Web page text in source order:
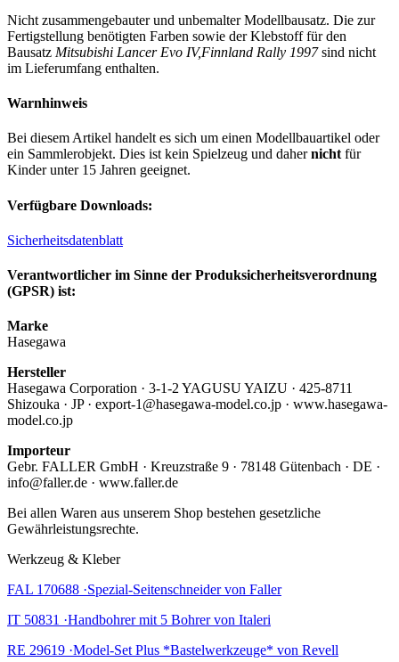
Nicht zusammengebauter und unbemalter Modellbausatz. Die zur
Fertigstellung benötigten Farben sowie der Klebstoff für den
Bausatz Mitsubishi Lancer Evo IV,Finnland Rally 1997sind nicht
im Lieferumfang enthalten.
Warnhinweis
Bei diesem Artikel handelt es sich um einen Modellbauartikel oder
ein Sammlerobjekt. Dies ist kein Spielzeug und dahernicht für
Kinder unter 15 Jahren geeignet.
Verfügbare Downloads:
Sicherheitsdatenblatt
Verantwortlicher im Sinne der Produksicherheitsverordnung
(GPSR) ist:
Marke
Hasegawa
Hersteller
Hasegawa Corporation · 3-1-2 YAGUSU YAIZU · 425-8711
Shizouka · JP · export-1@hasegawa-model.co.jp · www.hasegawa-
model.co.jp
Importeur
Gebr. FALLER GmbH · Kreuzstraße 9 · 78148 Gütenbach · DE ·
info@faller.de · www.faller.de
Bei allen Waren aus unserem Shop bestehen gesetzliche
Gewährleistungsrechte.
Werkzeug & Kleber
FAL 170688 ·Spezial-Seitenschneider von Faller
IT 50831 ·Handbohrer mit 5 Bohrer von Italeri
RE 29619 ·Model-Set Plus *Bastelwerkzeuge* von Revell